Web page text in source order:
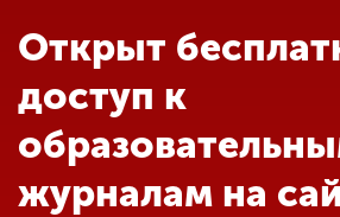
Абитуриенту
Обучение
Открыт
доступ к
журналам на